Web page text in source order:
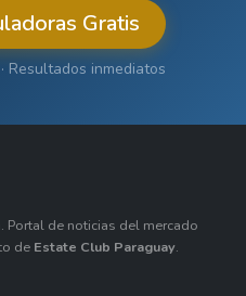
Gratis
Resultados inmediatos
Portal de noticias del mercado
de Estate Club Paraguay.